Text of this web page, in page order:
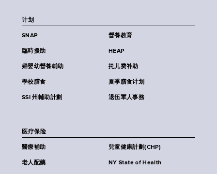
计划
SNAP 營養教育
臨時援助 HEAP
婦嬰幼營養輔助 扥儿费补助
學校膳食 夏季膳食计划
SSI 州輔助計劃 退伍軍人事務
医疗保险
醫療補助 兒童健康計劃(CHP)
老人配藥 NY State of Health